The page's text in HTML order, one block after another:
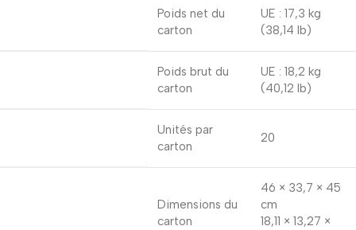
Poids net du
carton
UE : 17,3 kg
(38,14 lb)
Poids brut du
carton
UE : 18,2 kg
(40,12 lb)
Unités par
carton
20
Dimensions du
carton
46 × 33,7 × 45
cm
18,11 × 13,27 ×